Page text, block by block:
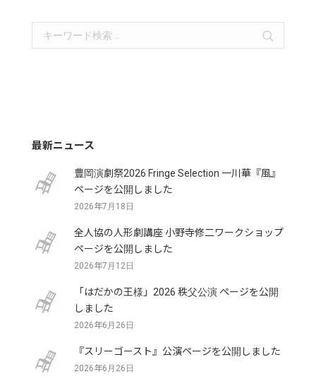
Search:
最新ニュース
豊岡演劇祭2026 Fringe Selection 一川華『風』
ページを公開しました
2026年7月18日
全人協の人形劇講座 小野寺修二ワークショップ
ページを公開しました
2026年7月12日
「はだかの王様」2026 秩父公演 ページを公開
しました
2026年6月26日
『スリーゴースト』公演ページを公開しました
2026年6月26日